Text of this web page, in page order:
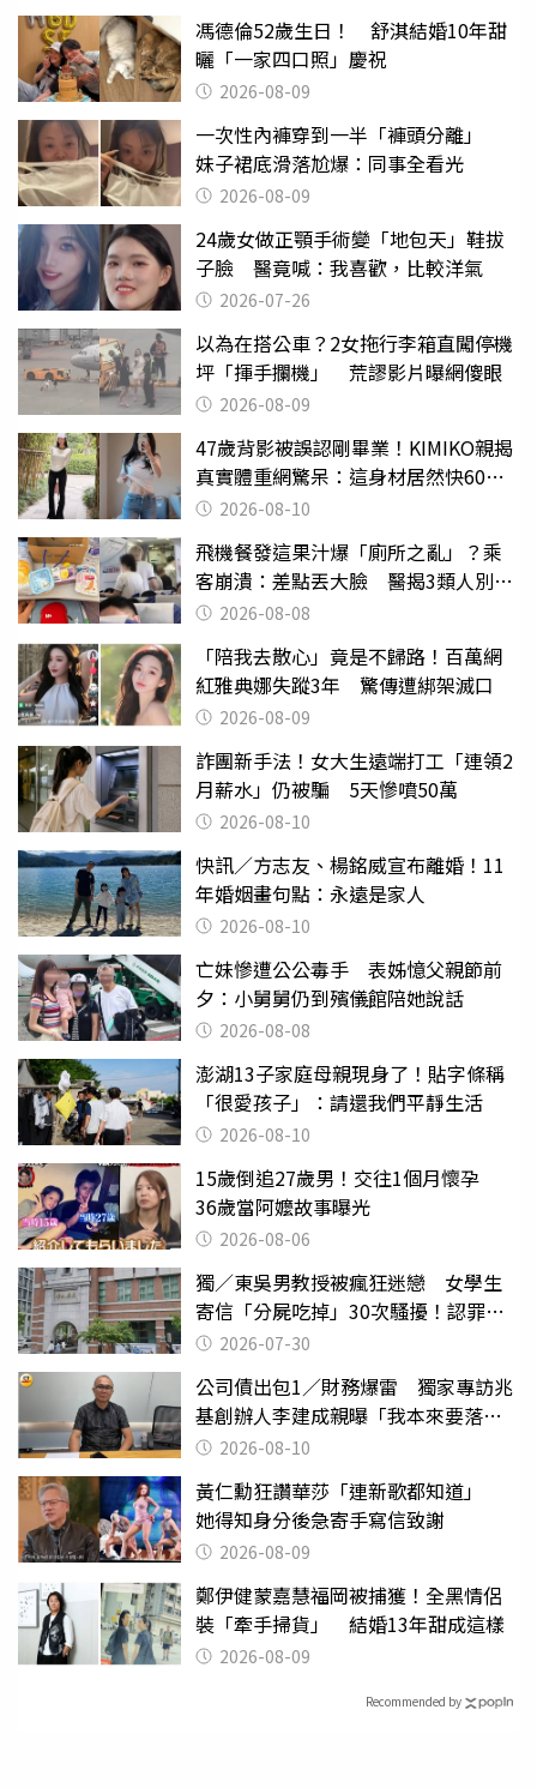
馮德倫52歲生日！ 舒淇結婚10年甜
曬「一家四口照」慶祝
2026-08-09
一次性內褲穿到一半「褲頭分離」
妹子裙底滑落尬爆：同事全看光
2026-08-09
24歲女做正顎手術變「地包天」鞋拔
子臉 醫竟喊：我喜歡，比較洋氣
2026-07-26
以為在搭公車？2女拖行李箱直闖停機
坪「揮手攔機」 荒謬影片曝網傻眼
2026-08-09
47歲背影被誤認剛畢業！KIMIKO親揭
真實體重網驚呆：這身材居然快60公
斤？2026-08-10
飛機餐發這果汁爆「廁所之亂」？乘
客崩潰：差點丟大臉 醫揭3類人別亂
喝 2026-08-08
「陪我去散心」竟是不歸路！百萬網
紅雅典娜失蹤3年 驚傳遭綁架滅口
2026-08-09
詐團新手法！女大生遠端打工「連領2
月薪水」仍被騙 5天慘噴50萬
2026-08-10
快訊／方志友、楊銘威宣布離婚！11
年婚姻畫句點：永遠是家人
2026-08-10
亡妹慘遭公公毒手 表姊憶父親節前
夕：小舅舅仍到殯儀館陪她說話
2026-08-08
澎湖13子家庭母親現身了！貼字條稱
「很愛孩子」：請還我們平靜生活
2026-08-10
15歲倒追27歲男！交往1個月懷孕
36歲當阿嬤故事曝光
2026-08-06
獨／東吳男教授被瘋狂迷戀 女學生
寄信「分屍吃掉」30次騷擾！認罪免
關 2026-07-30
公司債出包1／財務爆雷 獨家專訪兆
基創辦人李建成親曝「我本來要落
跑」2026-08-10
黃仁勳狂讚華莎「連新歌都知道」
她得知身分後急寄手寫信致謝
2026-08-09
鄭伊健蒙嘉慧福岡被捕獲！全黑情侶
裝「牽手掃貨」 結婚13年甜成這樣
2026-08-09
Recommended by